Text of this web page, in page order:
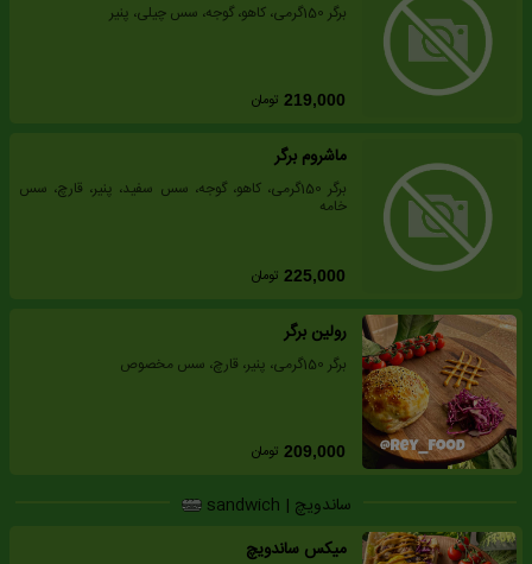
برگر 150گرمی، کاهو، گوجه، سس چیلی، پنیر
219,000 تومان
ماشروم برگر
برگر 150گرمی، کاهو، گوجه، سس سفید، پنیر، قارچ، سس
خامه
225,000 تومان
رولین برگر
برگر 150گرمی، پنیر، قارچ، سس مخصوص
209,000 تومان
ساندویچ | sandwich
میکس ساندویچ